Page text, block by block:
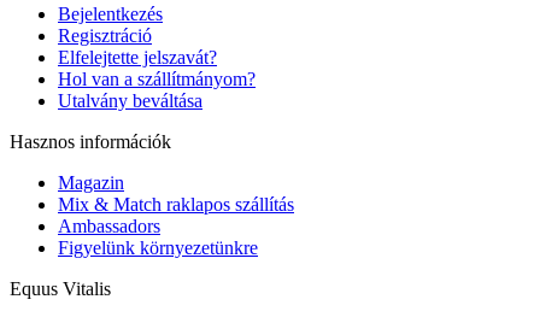
Bejelentkezés
Regisztráció
Elfelejtette jelszavát?
Hol van a szállítmányom?
Utalvány beváltása
Hasznos információk
Magazin
Mix & Match raklapos szállítás
Ambassadors
Figyelünk környezetünkre
Equus Vitalis